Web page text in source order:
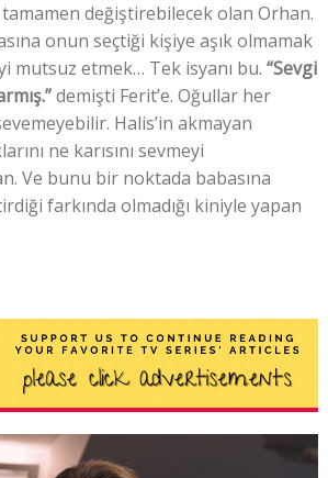
değiştirebilecek olan Orhan.
onun seçtiği kişiye aşık olmamak
mutsuz etmek… Tek isyanı bu. “Sevgi
demişti Ferit’e. Oğullar her
Halis’in akmayan
ne karısını sevmeyi
Ve bunu bir noktada babasına
farkında olmadığı kiniyle yapan